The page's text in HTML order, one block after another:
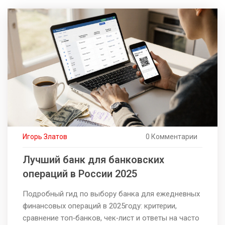
Игорь Златов 0 Комментарии
Лучший банк для банковских
операций в России 2025
Подробный гид по выбору банка для ежедневных
финансовых операций в 2025году: критерии,
сравнение топ‑банков, чек‑лист и ответы на часто